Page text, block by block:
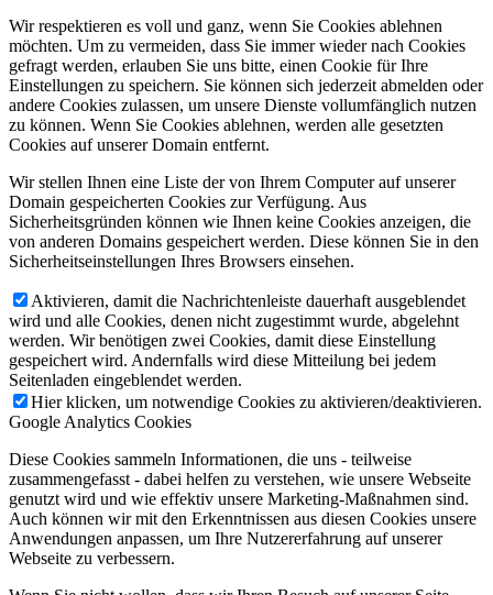
Wir respektieren es voll und ganz, wenn Sie Cookies ablehnen
möchten. Um zu vermeiden, dass Sie immer wieder nach Cookies
gefragt werden, erlauben Sie uns bitte, einen Cookie für Ihre
Einstellungen zu speichern. Sie können sich jederzeit abmelden oder
andere Cookies zulassen, um unsere Dienste vollumfänglich nutzen
zu können. Wenn Sie Cookies ablehnen, werden alle gesetzten
Cookies auf unserer Domain entfernt.
Wir stellen Ihnen eine Liste der von Ihrem Computer auf unserer
Domain gespeicherten Cookies zur Verfügung. Aus
Sicherheitsgründen können wie Ihnen keine Cookies anzeigen, die
von anderen Domains gespeichert werden. Diese können Sie in den
Sicherheitseinstellungen Ihres Browsers einsehen.
Aktivieren, damit die Nachrichtenleiste dauerhaft ausgeblendet
wird und alle Cookies, denen nicht zugestimmt wurde, abgelehnt
werden. Wir benötigen zwei Cookies, damit diese Einstellung
gespeichert wird. Andernfalls wird diese Mitteilung bei jedem
Seitenladen eingeblendet werden.
Hier klicken, um notwendige Cookies zu aktivieren/deaktivieren.
Google Analytics Cookies
Diese Cookies sammeln Informationen, die uns - teilweise
zusammengefasst - dabei helfen zu verstehen, wie unsere Webseite
genutzt wird und wie effektiv unsere Marketing-Maßnahmen sind.
Auch können wir mit den Erkenntnissen aus diesen Cookies unsere
Anwendungen anpassen, um Ihre Nutzererfahrung auf unserer
Webseite zu verbessern.